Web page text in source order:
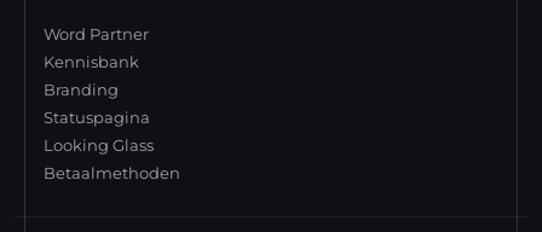
Word Partner
Kennisbank
Branding
Statuspagina
Looking Glass
Betaalmethoden